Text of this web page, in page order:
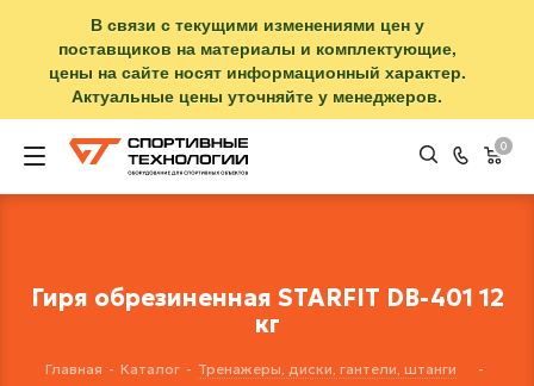
В связи с текущими изменениями цен у
поставщиков на материалы и комплектующие,
цены на сайте носят информационный характер.
Актуальные цены уточняйте у менеджеров.
0
Гиря обрезиненная STARFIT DB-401 12
кг
Главная - Каталог - Тренажеры, диски, гантели, штанги
-